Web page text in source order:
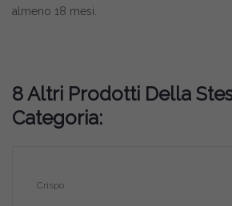
almeno 18 mesi.
8 Altri Prodotti Della
Categoria:
Crispo